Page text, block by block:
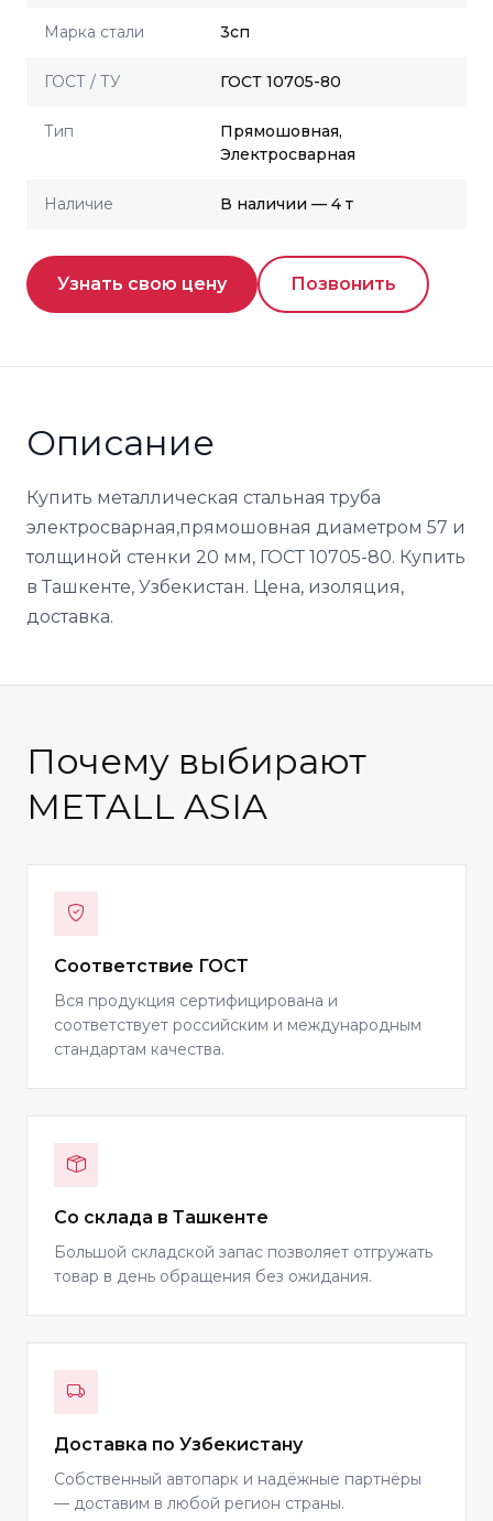
Марка стали 3сп
ГОСТ / ТУ ГОСТ 10705-80
Тип
Прямошовная,
Электросварная
Наличие В наличии — 4 т
Узнать свою цену Позвонить
Описание
Купить металлическая стальная труба
электросварная,прямошовная диаметром 57 и
толщиной стенки 20 мм, ГОСТ 10705-80. Купить
в Ташкенте, Узбекистан. Цена, изоляция,
доставка.
Почему выбирают
METALL ASIA
Соответствие ГОСТ
Вся продукция сертифицирована и
соответствует российским и международным
стандартам качества.
Со склада в Ташкенте
Большой складской запас позволяет отгружать
товар в день обращения без ожидания.
Доставка по Узбекистану
Собственный автопарк и надёжные партнёры
— доставим в любой регион страны.